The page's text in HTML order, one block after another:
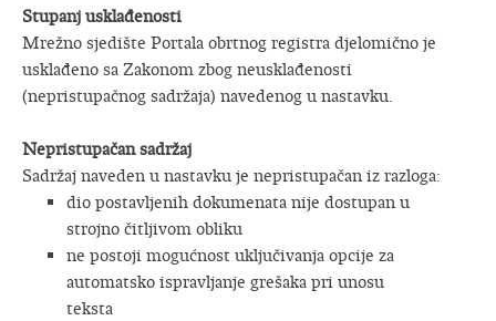
Stupanj usklađenosti
Mrežno sjedište Portala obrtnog registra djelomično je
usklađeno sa Zakonom zbog neusklađenosti
(nepristupačnog sadržaja) navedenog u nastavku.
Nepristupačan sadržaj
Sadržaj naveden u nastavku je nepristupačan iz razloga:
dio postavljenih dokumenata nije dostupan u
strojno čitljivom obliku
ne postoji mogućnost uključivanja opcije za
automatsko ispravljanje grešaka pri unosu
teksta